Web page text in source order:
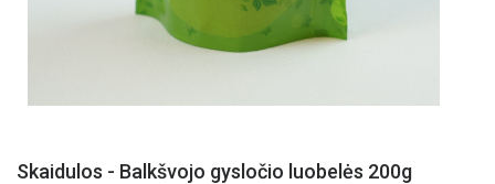
Skaidulos - Balkšvojo gysločio luobelės 200g